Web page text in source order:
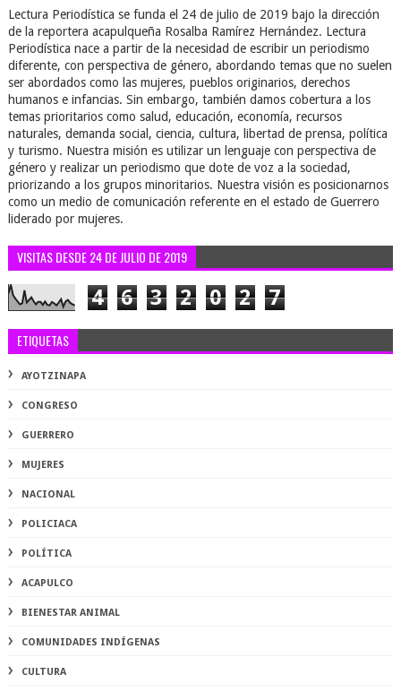
Lectura Periodística se funda el 24 de julio de 2019 bajo la dirección
de la reportera acapulqueña Rosalba Ramírez Hernández. Lectura
Periodística nace a partir de la necesidad de escribir un periodismo
diferente, con perspectiva de género, abordando temas que no suelen
ser abordados como las mujeres, pueblos originarios, derechos
humanos e infancias. Sin embargo, también damos cobertura a los
temas prioritarios como salud, educación, economía, recursos
naturales, demanda social, ciencia, cultura, libertad de prensa, política
y turismo. Nuestra misión es utilizar un lenguaje con perspectiva de
género y realizar un periodismo que dote de voz a la sociedad,
priorizando a los grupos minoritarios. Nuestra visión es posicionarnos
como un medio de comunicación referente en el estado de Guerrero
liderado por mujeres.
VISITAS DESDE 24 DE JULIO DE 2019
4 6 3 2 0 2 7
ETIQUETAS
AYOTZINAPA
CONGRESO
GUERRERO
MUJERES
NACIONAL
POLICIACA
POLÍTICA
ACAPULCO
BIENESTAR ANIMAL
COMUNIDADES INDÍGENAS
CULTURA